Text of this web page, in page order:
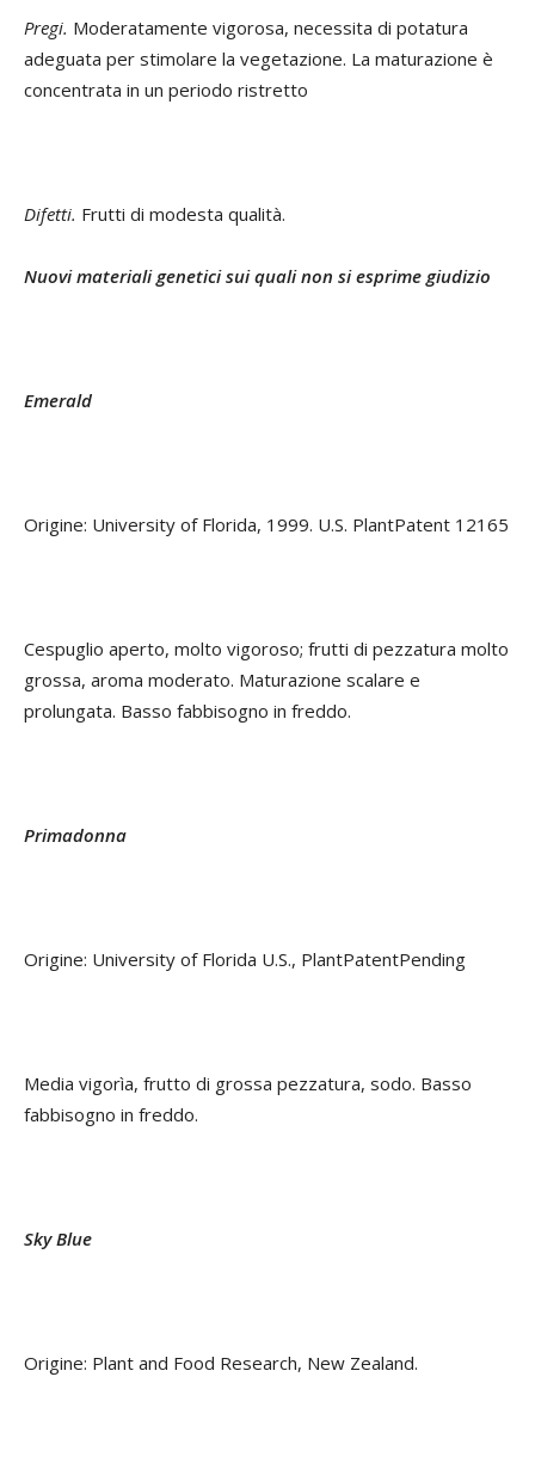
Pregi. Moderatamente vigorosa, necessita di potatura
adeguata per stimolare la vegetazione. La maturazione è
concentrata in un periodo ristretto
Difetti. Frutti di modesta qualità.
Nuovi materiali genetici sui quali non si esprime giudizio
Emerald
Origine: University of Florida, 1999. U.S. PlantPatent 12165
Cespuglio aperto, molto vigoroso; frutti di pezzatura molto
grossa, aroma moderato. Maturazione scalare e
prolungata. Basso fabbisogno in freddo.
Primadonna
Origine: University of Florida U.S., PlantPatentPending
Media vigorìa, frutto di grossa pezzatura, sodo. Basso
fabbisogno in freddo.
Sky Blue
Origine: Plant and Food Research, New Zealand.